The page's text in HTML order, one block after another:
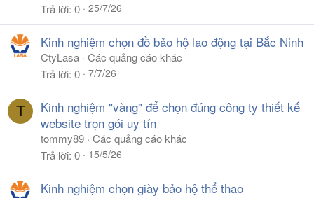
Trả lời 0 25/7/26
Kinh nghiệm chọn đồ bảo hộ lao động tại Bắc Ninh
CtyLasa Các quảng cáo khác
Trả lời 0 7/7/26
T
Kinh nghiệm "vàng" để chọn đúng công ty thiết kế
website trọn gói uy tín
tommy89 Các quảng cáo khác
Trả lời 0 15/5/26
Kinh nghiệm chọn giày bảo hộ thể thao